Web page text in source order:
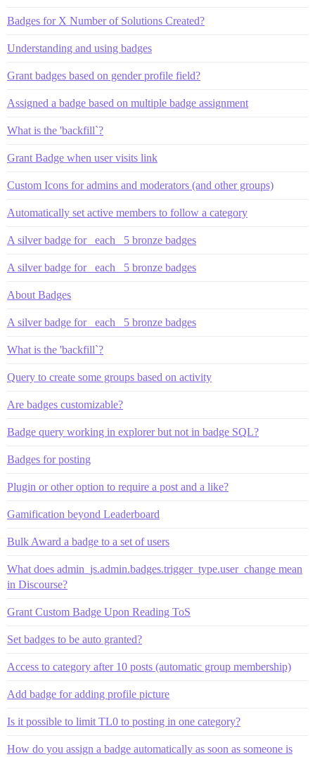
Badges for X Number of Solutions Created?
Understanding and using badges
Grant badges based on gender profile field?
Assigned a badge based on multiple badge assignment
What is the 'backfill`?
Grant Badge when user visits link
Custom Icons for admins and moderators (and other groups)
Automatically set active members to follow a category
A silver badge for _each_ 5 bronze badges
A silver badge for _each_ 5 bronze badges
About Badges
A silver badge for _each_ 5 bronze badges
What is the 'backfill`?
Query to create some groups based on activity
Are badges customizable?
Badge query working in explorer but not in badge SQL?
Badges for posting
Plugin or other option to require a post and a like?
Gamification beyond Leaderboard
Bulk Award a badge to a set of users
What does admin_js.admin.badges.trigger_type.user_change mean
in Discourse?
Grant Custom Badge Upon Reading ToS
Set badges to be auto granted?
Access to category after 10 posts (automatic group membership)
Add badge for adding profile picture
Is it possible to limit TL0 to posting in one category?
How do you assign a badge automatically as soon as someone is